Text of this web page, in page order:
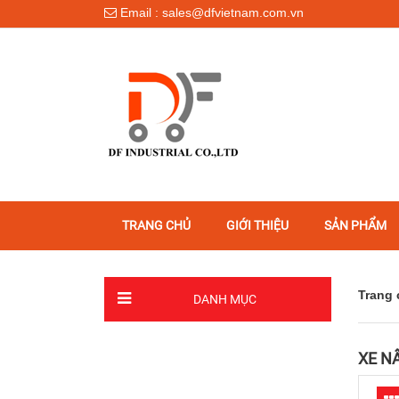
Email : sales@dfvietnam.com.vn
TRANG CHỦ GIỚI THIỆU SẢN PHẨM
Trang
XE
DANH MỤC